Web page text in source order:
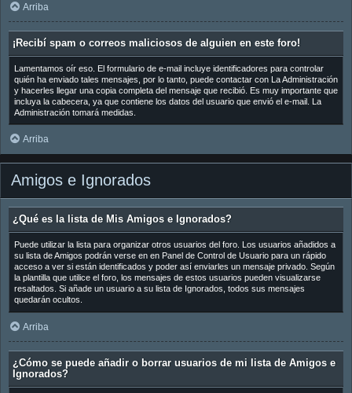
Arriba
¡Recibí spam o correos maliciosos de alguien en este foro!
Lamentamos oír eso. El formulario de e-mail incluye identificadores para controlar
quién ha enviado tales mensajes, por lo tanto, puede contactar con La Administración
y hacerles llegar una copia completa del mensaje que recibió. Es muy importante que
incluya la cabecera, ya que contiene los datos del usuario que envió el e-mail. La
Administración tomará medidas.
Arriba
Amigos e Ignorados
¿Qué es la lista de Mis Amigos e Ignorados?
Puede utilizar la lista para organizar otros usuarios del foro. Los usuarios añadidos a
su lista de Amigos podrán verse en en Panel de Control de Usuario para un rápido
acceso a ver si están identificados y poder así enviarles un mensaje privado. Según
la plantilla que utilice el foro, los mensajes de estos usuarios pueden visualizarse
resaltados. Si añade un usuario a su lista de Ignorados, todos sus mensajes
quedarán ocultos.
Arriba
¿Cómo se puede añadir o borrar usuarios de mi lista de Amigos e
Ignorados?